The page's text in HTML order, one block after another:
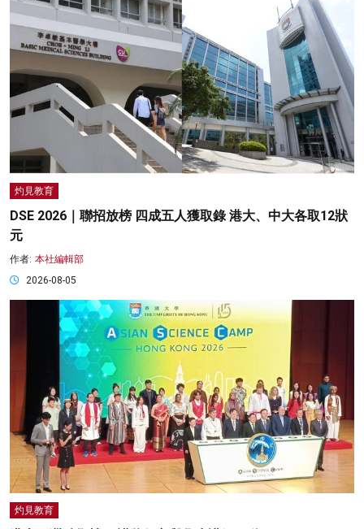
灼見教育
DSE 2026｜聯招放榜 四成五人獲取錄 港大、中大各取12狀
元
作者: 本社編輯部
2026-08-05
灼見教育